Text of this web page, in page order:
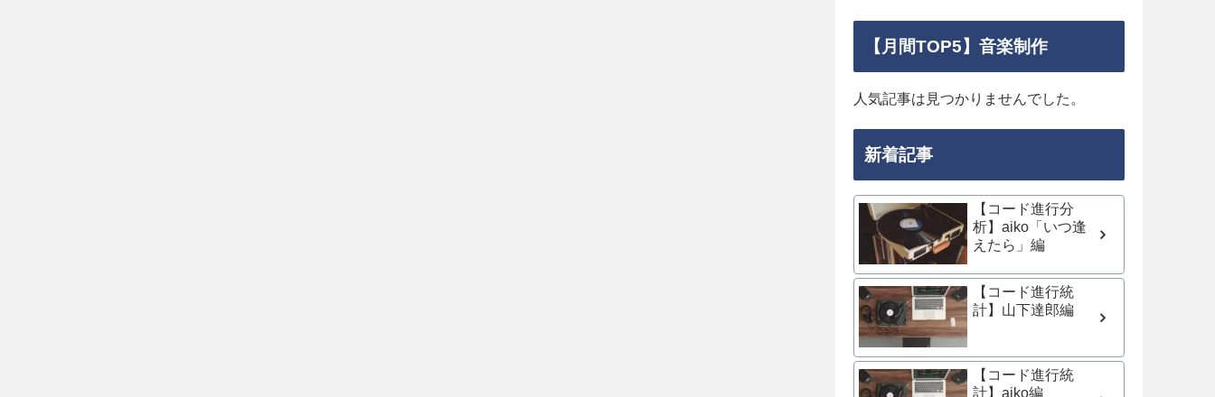
【月間TOP5】音楽制作
人気記事は見つかりませんでした。
新着記事
【コード進行分
析】aiko「いつ逢
えたら」編
【コード進行統
計】山下達郎編
【コード進行統
計】aiko編